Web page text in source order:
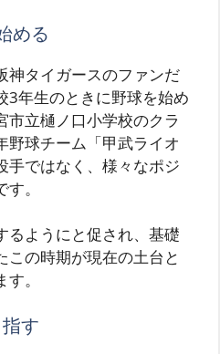
める
神タイガースのファンだ
3年生のときに野球を始め
市立樋ノ口小学校のクラ
野球チーム「甲武ライオ
手ではなく、様々なポジ
。
るようにと促され、基礎
この時期が現在の土台と
。
す